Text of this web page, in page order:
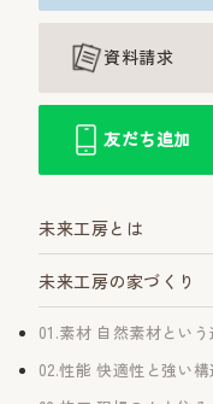
資料請求
友だち追加
未来工房とは
未来工房の家づくり
01.素材 自然素材とい
02.性能 快適性と強い